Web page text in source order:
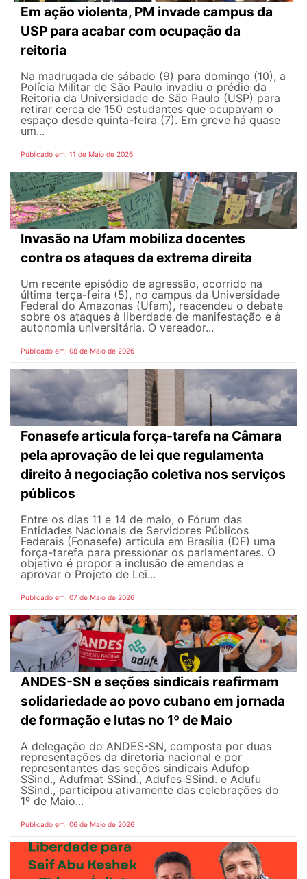
Em ação violenta, PM invade campus da
USP para acabar com ocupação da
reitoria
Na madrugada de sábado (9) para domingo (10), a
Polícia Militar de São Paulo invadiu o prédio da
Reitoria da Universidade de São Paulo (USP) para
retirar cerca de 150 estudantes que ocupavam o
espaço desde quinta-feira (7). Em greve há quase
um...
Publicado em: 11 de Maio de 2026
Invasão na Ufam mobiliza docentes
contra os ataques da extrema direita
Um recente episódio de agressão, ocorrido na
última terça-feira (5), no campus da Universidade
Federal do Amazonas (Ufam), reacendeu o debate
sobre os ataques à liberdade de manifestação e à
autonomia universitária. O vereador...
Publicado em: 08 de Maio de 2026
Fonasefe articula força-tarefa na Câmara
pela aprovação de lei que regulamenta
direito à negociação coletiva nos serviços
públicos
Entre os dias 11 e 14 de maio, o Fórum das
Entidades Nacionais de Servidores Públicos
Federais (Fonasefe) articula em Brasília (DF) uma
força-tarefa para pressionar os parlamentares. O
objetivo é propor a inclusão de emendas e
aprovar o Projeto de Lei...
Publicado em: 07 de Maio de 2026
ANDES-SN e seções sindicais reafirmam
solidariedade ao povo cubano em jornada
de formação e lutas no 1º de Maio
A delegação do ANDES-SN, composta por duas
representações da diretoria nacional e por
representantes das seções sindicais Adufop
SSind., Adufmat SSind., Adufes SSind. e Adufu
SSind., participou ativamente das celebrações do
1º de Maio...
Publicado em: 06 de Maio de 2026